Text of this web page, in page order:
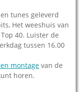
tunes geleverd
Het weeshuis van
40. Luister de
tussen 16.00
montage van de
horen.